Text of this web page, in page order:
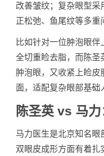
改善皱纹；复杂眼型采
正松弛、鱼尾纹等多重
比如针对一位肿泡眼
全切重睑去脂，而陈圣
肿泡眼，又收紧上睑
面，适配复杂眼部基础
陈圣英 vs 马
马力医生是北京知名眼
双眼皮成形方面有着